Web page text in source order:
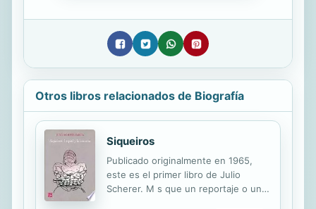
Otros libros relacionados de Biografía
Siqueiros
Publicado originalmente en 1965,
este es el primer libro de Julio
Scherer. M s que un reportaje o un